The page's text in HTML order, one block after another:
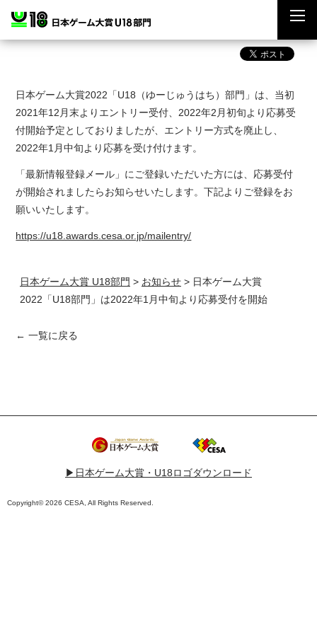
日本ゲーム大賞2022「U18（ゆーじゅうはち）部門」は、当初
2021年12月末よりエントリー受付、2022年2月初旬より応募受
付開始予定としておりましたが、エントリー方式を廃止し、
2022年1月中旬より応募を受け付けます。
「最新情報登録メール」にご登録いただいた方には、応募受付
が開始されましたらお知らせいたします。下記よりご登録をお
願いいたします。
https://u18.awards.cesa.or.jp/mailentry/
日本ゲーム大賞 U18部門 > お知らせ > 日本ゲーム大賞
2022「U18部門」は2022年1月中旬より応募受付を開始
← 一覧に戻る
▶︎日本ゲーム大賞・U18ロゴダウンロード
Copyright© 2026 CESA, All Rights Reserved.